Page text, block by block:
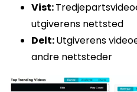
Vist:
utgiverens nettsted
Delt:Utgiverens
andre nettsteder